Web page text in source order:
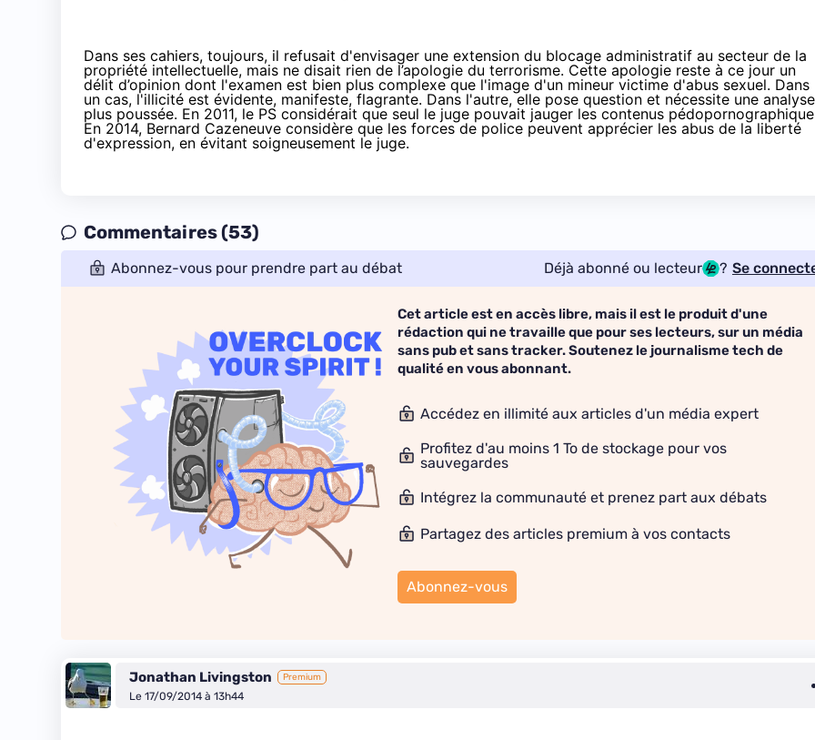
Dans ses cahiers, toujours, il refusait d'envisager une extension du blocage administratif au secteur de la
propriété intellectuelle, mais ne disait rien de l’apologie du terrorisme. Cette apologie reste à ce jour un
délit d’opinion dont l'examen est bien plus complexe que l'image d'un mineur victime d'abus sexuel. Dans
un cas, l'illicité est évidente, manifeste, flagrante. Dans l'autre, elle pose question et nécessite une analyse
plus poussée. En 2011, le PS considérait que seul le juge pouvait jauger les contenus
En 2014, Bernard Cazeneuve considère que les forces de police peuvent apprécier les abus de la liberté
d'expression, en évitant soigneusement le juge.
Commentaires (53)
Abonnez-vous pour prendre part au débat Déjà abonné ou lecteur ? Se
Cet article est en accès libre, mais il est le produit d'une
rédaction qui ne travaille que pour ses lecteurs, sur un média
sans pub et sans tracker. Soutenez le journalisme tech de
qualité en vous abonnant.
Accédez en illimité aux articles d'un média expert
Profitez d'au moins 1 To de stockage pour vos
sauvegardes
Intégrez la communauté et prenez part aux débats
Partagez des articles premium à vos contacts
Abonnez-vous
Jonathan Livingston Premium
Le 17/09/2014 à 13h44